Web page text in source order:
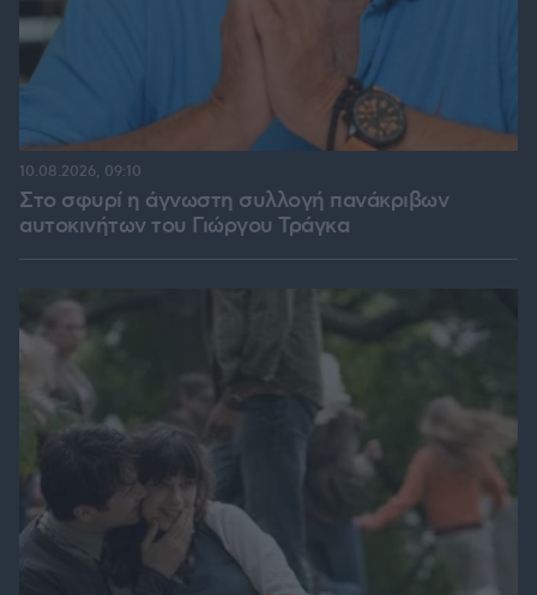
Στο σφυρί η άγνωστη συλλογή πανάκριβων
αυτοκινήτων του Γιώργου Τράγκα
10.08.2026, 09:10